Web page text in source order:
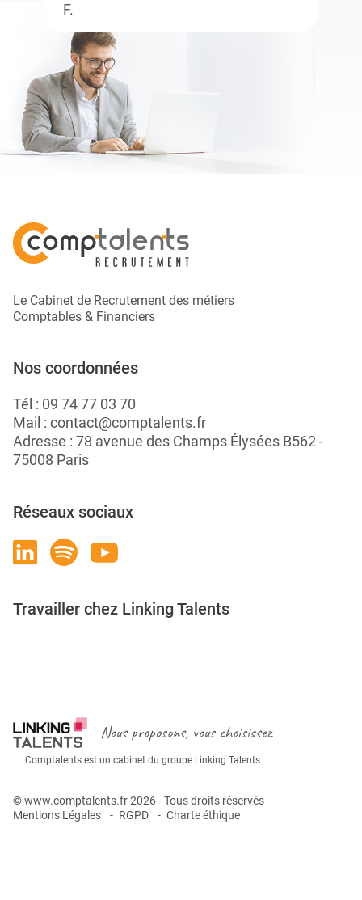
F.
Le Cabinet de Recrutement des métiers
Comptables & Financiers
Nos coordonnées
Tél : 09 74 77 03 70
Mail : contact@comptalents.fr
Adresse : 78 avenue des Champs Élysées B562 -
75008 Paris
Réseaux sociaux
Travailler chez Linking Talents
Nous proposons, vous choisissez
Comptalents est un cabinet du groupe Linking Talents
© www.comptalents.fr 2026 - Tous droits réservés
Mentions Légales
RGPD Charte éthique